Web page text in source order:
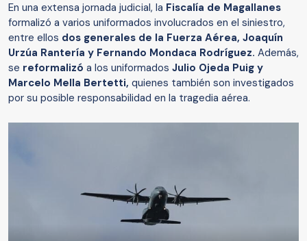
En una extensa jornada judicial, la Fiscalía de Magallanes
formalizó a varios uniformados involucrados en el siniestro,
entre ellos dos generales de la Fuerza Aérea, Joaquín
Urzúa Rantería y Fernando Mondaca Rodríguez. Además,
se reformalizó a los uniformados Julio Ojeda Puig y
Marcelo Mella Bertetti, quienes también son investigados
por su posible responsabilidad en la tragedia aérea.